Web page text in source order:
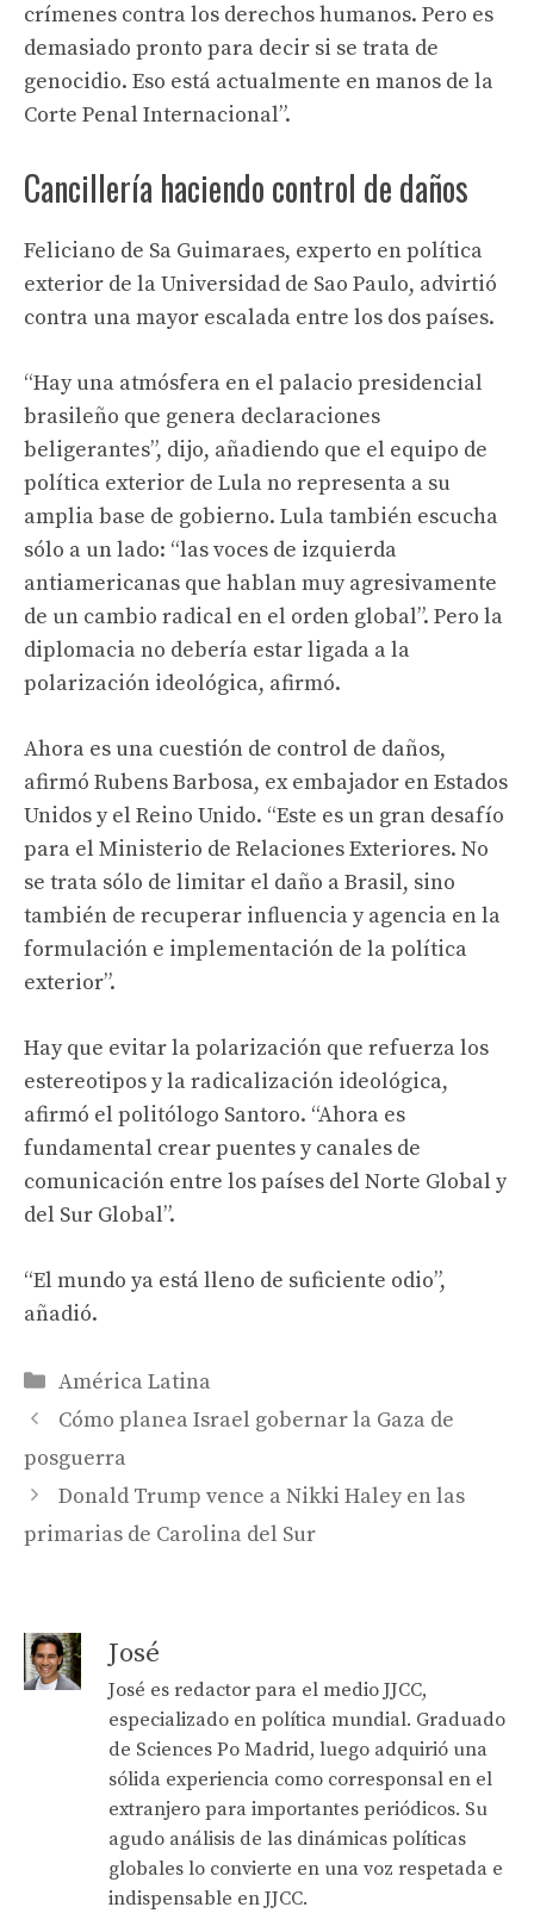
crímenes contra los derechos humanos. Pero es
demasiado pronto para decir si se trata de
genocidio. Eso está actualmente en manos de la
Corte Penal Internacional”.
Cancillería haciendo control de daños
Feliciano de Sa Guimaraes, experto en política
exterior de la Universidad de Sao Paulo, advirtió
contra una mayor escalada entre los dos países.
“Hay una atmósfera en el palacio presidencial
brasileño que genera declaraciones
beligerantes”, dijo, añadiendo que el equipo de
política exterior de Lula no representa a su
amplia base de gobierno. Lula también escucha
sólo a un lado: “las voces de izquierda
antiamericanas que hablan muy agresivamente
de un cambio radical en el orden global”. Pero la
diplomacia no debería estar ligada a la
polarización ideológica, afirmó.
Ahora es una cuestión de control de daños,
afirmó Rubens Barbosa, ex embajador en Estados
Unidos y el Reino Unido. “Este es un gran desafío
para el Ministerio de Relaciones Exteriores. No
se trata sólo de limitar el daño a Brasil, sino
también de recuperar influencia y agencia en la
formulación e implementación de la política
exterior”.
Hay que evitar la polarización que refuerza los
estereotipos y la radicalización ideológica,
afirmó el politólogo Santoro. “Ahora es
fundamental crear puentes y canales de
comunicación entre los países del Norte Global y
del Sur Global”.
“El mundo ya está lleno de suficiente odio”,
añadió.
Categories
América Latina
Cómo planea Israel gobernar la Gaza de
posguerra
Donald Trump vence a Nikki Haley en las
primarias de Carolina del Sur
José
José es redactor para el medio JJCC,
especializado en política mundial. Graduado
de Sciences Po Madrid, luego adquirió una
sólida experiencia como corresponsal en el
extranjero para importantes periódicos. Su
agudo análisis de las dinámicas políticas
globales lo convierte en una voz respetada e
indispensable en JJCC.